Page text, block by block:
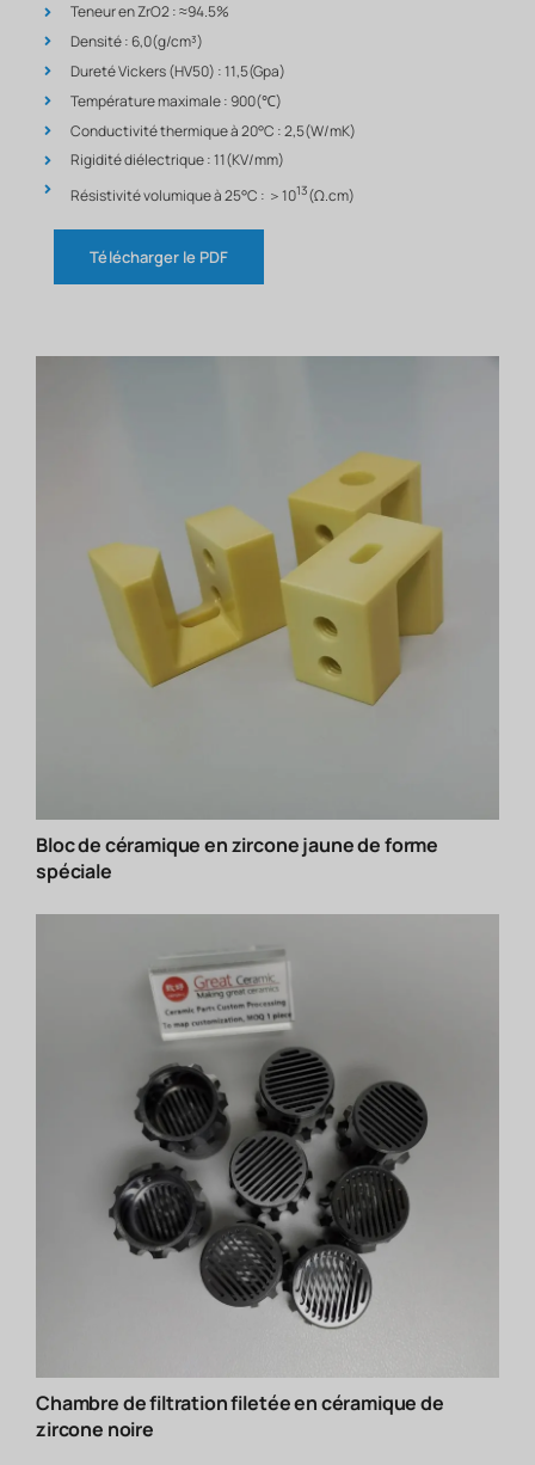
Teneur en ZrO2 : ≈94.5%
Densité : 6,0(g/cm³)
Dureté Vickers (HV50) : 11,5(Gpa)
Température maximale : 900(℃)
Conductivité thermique à 20°C : 2,5(W/mK)
Rigidité diélectrique : 11(KV/mm)
Résistivité volumique à 25°C : ＞1013(Ω.cm)
Télécharger le PDF
Bloc de céramique en zircone jaune de forme
spéciale
Chambre de filtration filetée en céramique de
zircone noire